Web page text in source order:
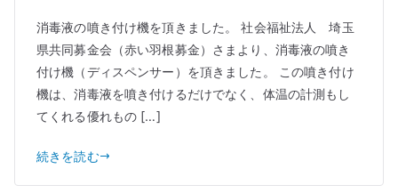
消毒液の噴き付け機を頂きました。 社会福祉法人 埼玉
県共同募金会（赤い羽根募金）さまより、消毒液の噴き
付け機（ディスペンサー）を頂きました。 この噴き付け
機は、消毒液を噴き付けるだけでなく、体温の計測もし
てくれる優れもの […]
続きを読む